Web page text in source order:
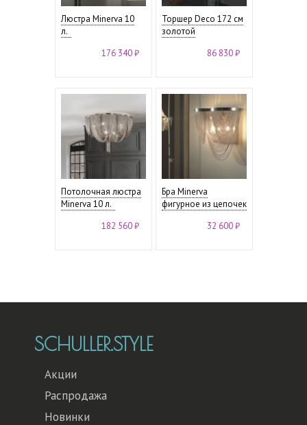
Люстра Minerva 10
л.
176 340 ₽
Торшер Deco 172 см
золотой
86 830 ₽
Потолочная люстра
Minerva 10 л.
182 560 ₽
Бра Minerva
фигурное из цепочек
32 600 ₽
SCHULLER.STYLE
Акции
Распродажа
Новинки